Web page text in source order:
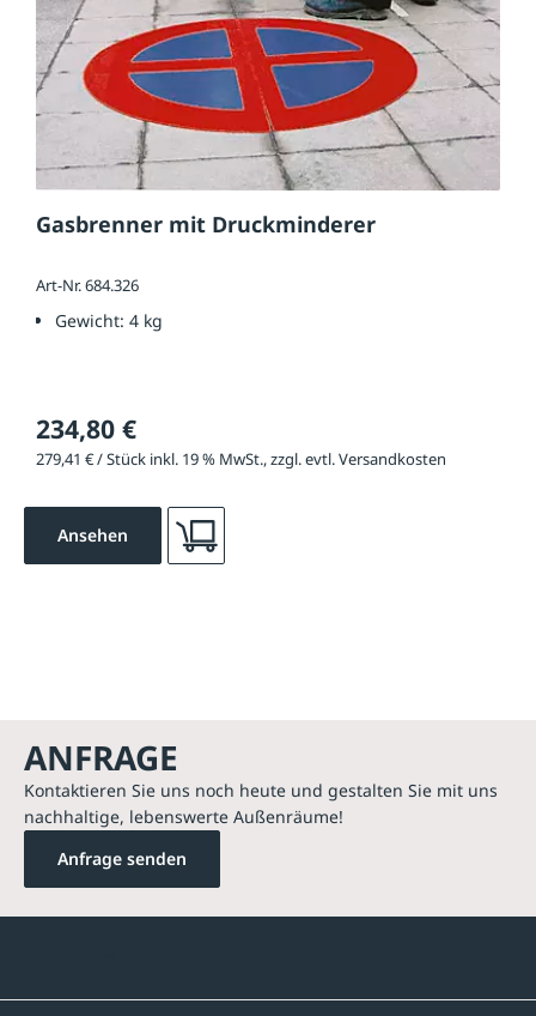
Gasbrenner mit Druckminderer
Art-Nr. 684.326
Gewicht: 4 kg
234,80 €
279,41 € / Stück inkl. 19 % MwSt., zzgl. evtl. Versandkosten
Ansehen
ANFRAGE
Kontaktieren Sie uns noch heute und gestalten Sie mit uns
nachhaltige, lebenswerte Außenräume!
Anfrage senden